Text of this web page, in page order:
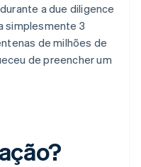
a due diligence
simplesmente 3
de milhões de
de preencher um